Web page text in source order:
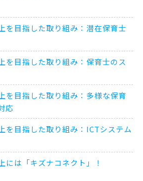
を目指した取り組み：潜在保育士
を目指した取り組み：保育士のス
を目指した取り組み：多様な保育
応
を目指した取り組み：ICTシステム
には「キズナコネクト」！